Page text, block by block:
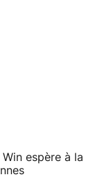
espère à la